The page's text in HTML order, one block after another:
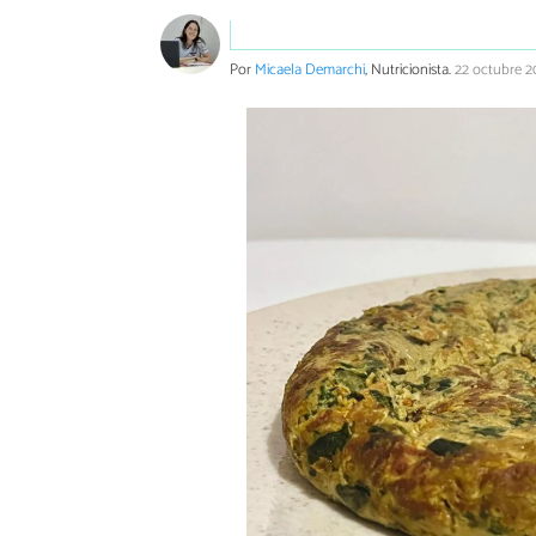
PorMicaela Demarchi, Nutricionista.22 octubre